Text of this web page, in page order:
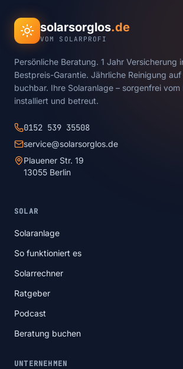
solarsorglos.de
VOM SOLARPROFI
Persönliche Beratung. 1 Jahr Versicherung
Bestpreis-Garantie. Jährliche Reinigung
buchbar. Ihre Solaranlage – sorgenfrei vom
installiert und betreut.
0152 539 35508
service@solarsorglos.de
Plauener Str. 19
13055 Berlin
SOLAR
Solaranlage
So funktioniert es
Solarrechner
Ratgeber
Podcast
Beratung buchen
UNTERNEHMEN